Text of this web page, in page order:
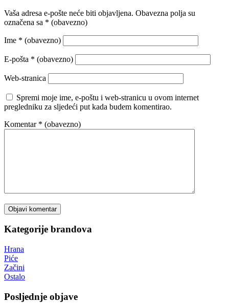
Vaša adresa e-pošte neće biti objavljena. Obavezna polja su
označena sa * (obavezno)
Ime * (obavezno)
E-pošta * (obavezno)
Web-stranica
Spremi moje ime, e-poštu i web-stranicu u ovom internet
pregledniku za sljedeći put kada budem komentirao.
Komentar * (obavezno)
Kategorije brandova
Hrana
Piće
Začini
Ostalo
Posljednje objave